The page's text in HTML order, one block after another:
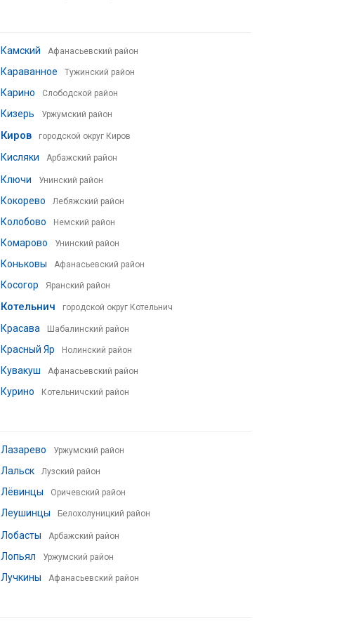
Камский Афанасьевский район
Караванное Тужинский район
Карино Слободской район
Кизерь Уржумский район
Киров городской округ Киров
Кисляки Арбажский район
Ключи Унинский район
Кокорево Лебяжский район
Колобово Немский район
Комарово Унинский район
Коньковы Афанасьевский район
Косогор Яранский район
Котельнич городской округ Котельнич
Красава Шабалинский район
Красный Яр Нолинский район
Кувакуш Афанасьевский район
Курино Котельничский район
Лазарево Уржумский район
Лальск Лузский район
Лёвинцы Оричевский район
Леушинцы Белохолуницкий район
Лобасты Арбажский район
Лопьял Уржумский район
Лучкины Афанасьевский район